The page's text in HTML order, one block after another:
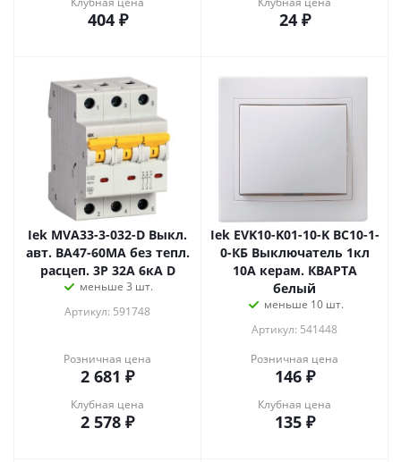
404₽ 24₽
Iek MVA33-3-032-D Выкл.
авт. ВА47-60МА без тепл.
расцеп. 3P 32А 6кА D
меньше 3 шт.
Артикул: 591748
Розничная цена
2 681 ₽
Клубная цена
2 578 ₽
Iek EVK10-K01-10-K ВС10-1-
0-КБ Выключатель 1кл
10А керам. КВАРТА
белый
меньше 10 шт.
Артикул: 541448
Розничная цена
146₽
Клубная цена
135₽